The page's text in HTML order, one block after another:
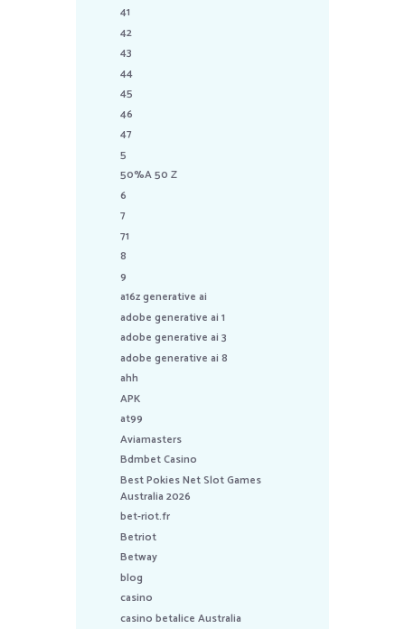
41
42
43
44
45
46
47
5
50%A 50 Z
6
7
71
8
9
a16z generative ai
adobe generative ai 1
adobe generative ai 3
adobe generative ai 8
ahh
APK
at99
Aviamasters
Bdmbet Casino
Best Pokies Net Slot Games
Australia 2026
bet-riot.fr
Betriot
Betway
blog
casino
casino betalice Australia